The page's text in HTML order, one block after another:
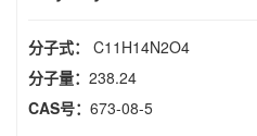
分子式： C11H14N2O4
分子量： 238.24
CAS号： 673-08-5